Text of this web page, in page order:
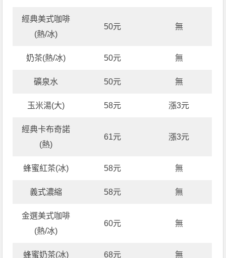
經典美式咖啡
(熱/冰)
50元 無
奶茶(熱/冰) 50元 無
礦泉水 50元 無
玉米湯(大) 58元 漲3元
經典卡布奇諾
(熱)
61元 漲3元
蜂蜜紅茶(冰) 58元 無
義式濃縮 58元 無
金選美式咖啡
(熱/冰)
60元 無
蜂蜜奶茶(冰) 68元 無